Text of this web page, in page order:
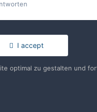
I accept
optimal zu gestalten und